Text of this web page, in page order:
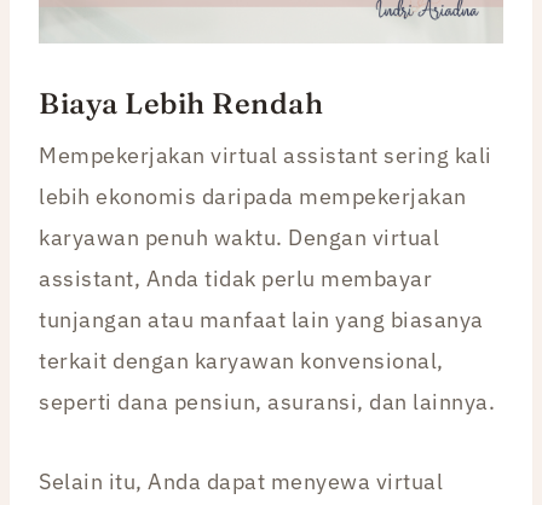
Biaya Lebih Rendah
Mempekerjakan virtual assistant sering kali
lebih ekonomis daripada mempekerjakan
karyawan penuh waktu. Dengan virtual
assistant, Anda tidak perlu membayar
tunjangan atau manfaat lain yang biasanya
terkait dengan karyawan konvensional,
seperti dana pensiun, asuransi, dan lainnya.
Selain itu, Anda dapat menyewa virtual